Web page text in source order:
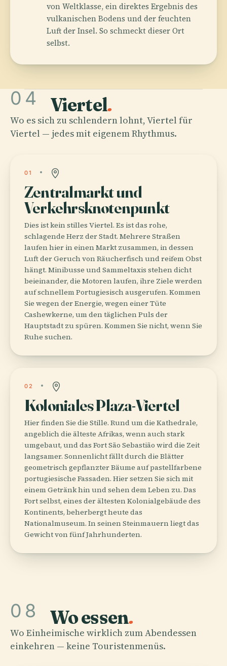
von Weltklasse, ein direktes Ergebnis des
vulkanischen Bodens und der feuchten
Luft der Insel. So schmeckt dieser Ort
selbst.
04 Viertel.
Wo es sich zu schlendern lohnt, Viertel für
Viertel — jedes mit eigenem Rhythmus.
01
Zentralmarkt und
Verkehrsknotenpunkt
Dies ist kein stilles Viertel. Es ist das rohe,
schlagende Herz der Stadt. Mehrere Straßen
laufen hier in einen Markt zusammen, in dessen
Luft der Geruch von Räucherfisch und reifem Obst
hängt. Minibusse und Sammeltaxis stehen dicht
beieinander, die Motoren laufen, ihre Ziele werden
auf schnellem Portugiesisch ausgerufen. Kommen
Sie wegen der Energie, wegen einer Tüte
Cashewkerne, um den täglichen Puls der
Hauptstadt zu spüren. Kommen Sie nicht, wenn Sie
Ruhe suchen.
02
Koloniales Plaza-Viertel
Hier finden Sie die Stille. Rund um die Kathedrale,
angeblich die älteste Afrikas, wenn auch stark
umgebaut, und das Fort São Sebastião wird die Zeit
langsamer. Sonnenlicht fällt durch die Blätter
geometrisch gepflanzter Bäume auf pastellfarbene
portugiesische Fassaden. Hier setzen Sie sich mit
einem Getränk hin und sehen dem Leben zu. Das
Fort selbst, eines der ältesten Kolonialgebäude des
Kontinents, beherbergt heute das
Nationalmuseum. In seinen Steinmauern liegt das
Gewicht von fünf Jahrhunderten.
08 Wo essen.
Wo Einheimische wirklich zum Abendessen
einkehren — keine Touristenmenüs.